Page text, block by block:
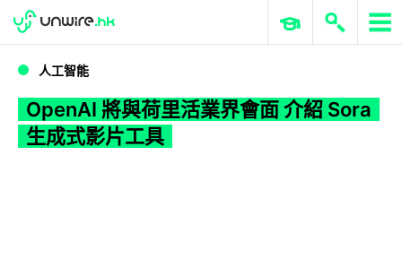
WWDC 2026 ERP 與商業 AI
人工智能
OpenAI 將與荷里活業界會面 介紹 Sora
生成式影片工具